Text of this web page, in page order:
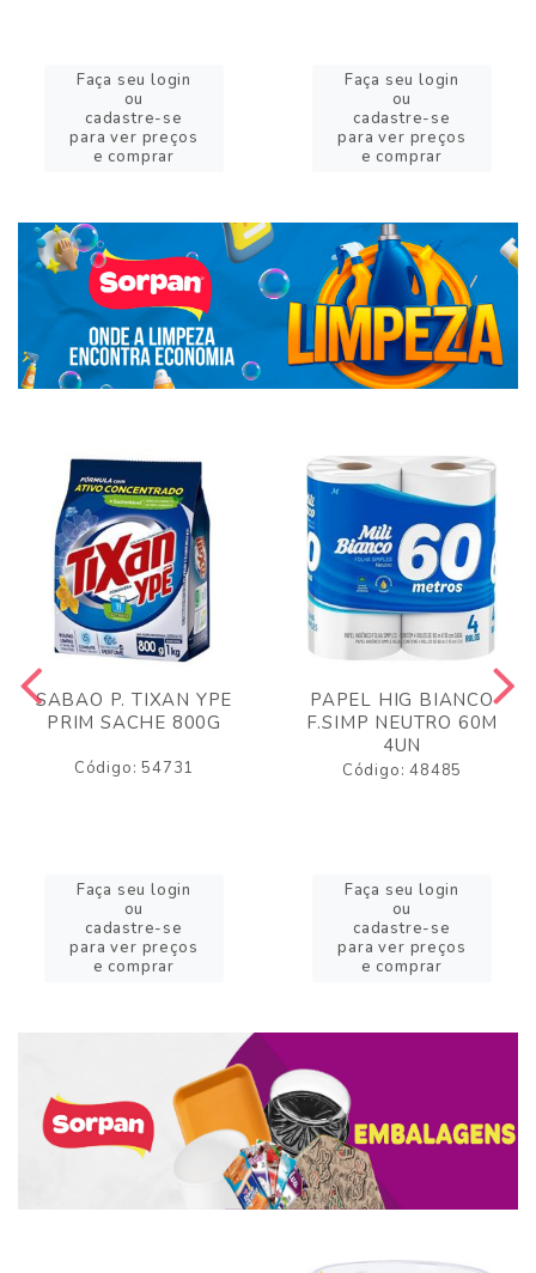
Faça seu login
ou
cadastre-se
para ver preços
e comprar
Faça seu login
ou
cadastre-se
para ver preços
e comprar
SABAO P. TIXAN YPE
PRIM SACHE 800G
Código: 54731
Faça seu login
ou
cadastre-se
para ver preços
e comprar
PAPEL HIG BIANCO
F.SIMP NEUTRO 60M
4UN
Código: 48485
Faça seu login
ou
cadastre-se
para ver preços
e comprar